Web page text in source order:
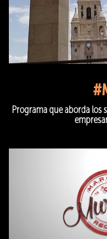
Programa que aborda los